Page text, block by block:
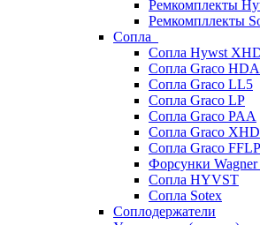
Ремкомплекты
Ремкомпллекты
Сопла
Сопла Hywst
Сопла Graco HDA
Сопла Graco LL5
Сопла Graco LP
Сопла Graco PAA
Сопла Graco XHD
Сопла Graco FFLP
Форсунки Wagner
Сопла HYVST
Сопла Sotex
Соплодержатели